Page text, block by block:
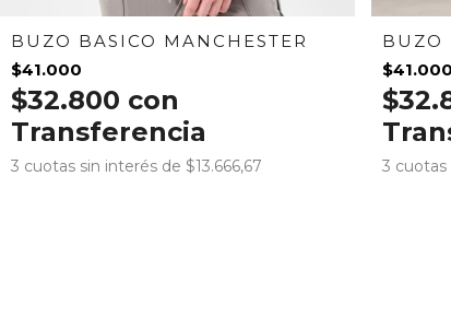
BUZO BASICO MANCHESTER
$41.000
$32.800 con
Transferencia
3 cuotas sin interés de $13.666,67
BUZO
$41.000
3 cuotas